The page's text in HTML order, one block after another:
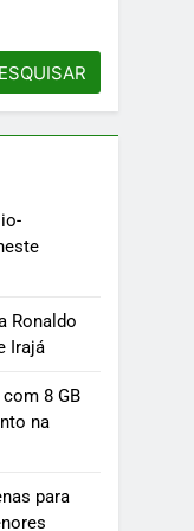
Ronaldo
Irajá
8 GB
na
para